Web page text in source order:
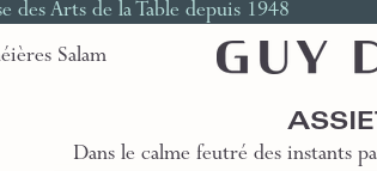
des Arts de la Table depuis 1948
Salam
Dans le calme feutré des instants